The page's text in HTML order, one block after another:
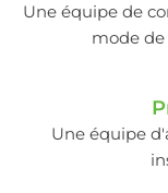
Une équipe de
mode
Une équipe